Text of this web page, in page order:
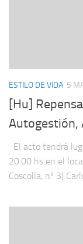
ESTILO DE VIDA 5
[Hu]
Autogestión,
El acto tendrá
20.00 hs en el
Coscolla, nº 3)